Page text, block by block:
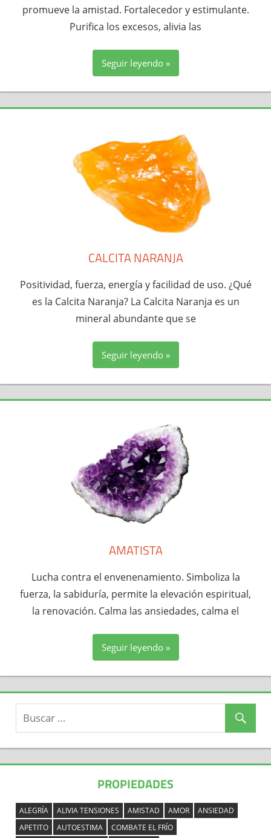
promueve la amistad. Fortalecedor y estimulante.
Purifica los excesos, alivia las
Seguir leyendo
CALCITA NARANJA
Positividad, fuerza, energía y facilidad de uso. ¿Qué
es la Calcita Naranja? La Calcita Naranja es un
mineral abundante que se
Seguir leyendo
AMATISTA
Lucha contra el envenenamiento. Simboliza la
fuerza, la sabiduría, permite la elevación espiritual,
la renovación. Calma las ansiedades, calma el
Seguir leyendo
PROPIEDADES
ALEGRÍA ALIVIA TENSIONES AMISTAD AMOR
ANSIEDAD
APETITO
AUTOESTIMA
COMBATE EL FRÍO